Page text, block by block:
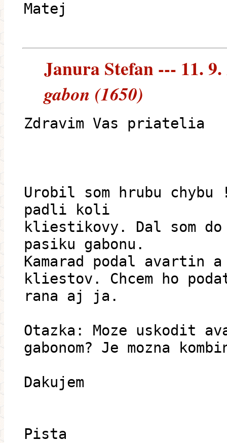
Matej
Janura Stefan --- 11. 9.
gabon (1650)
Zdravim Vas priatelia
Urobil som hrubu
padli koli
kliestikovy. Dal som do
pasiku gabonu.
Kamarad podal avartin
kliestov. Chcem ho
rana aj ja.
Otazka: Moze uskodit
gabonom? Je mozna
Dakujem
Pista